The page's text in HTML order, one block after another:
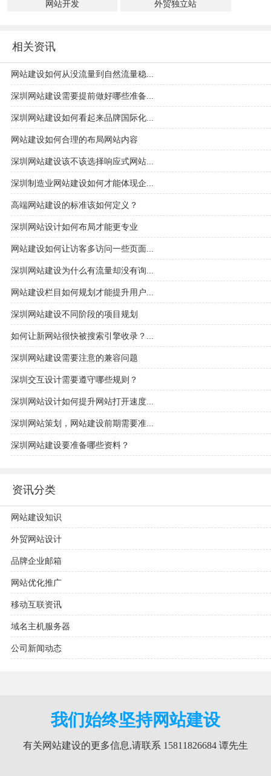
网站开发 外贸独立站
相关资讯
网站建设如何从没流量到自然流量稳...
深圳网站建设需要提前做好哪些准备...
深圳网站建设如何看起来品牌国际化...
网站建设如何合理的布局网站内容
深圳网站建设该不该选择响应式网站...
深圳制造业网站建设如何才能体现企...
高端网站建设的标准该如何定义？
深圳网站设计如何布局才能更专业
网站建设如何让访客多访问一些页面...
深圳网站建设为什么有流量却没有询...
网站建设栏目如何规划才能提升用户...
深圳网站建设不同阶段的项目规划
如何让新网站很快被搜索引擎收录？...
深圳网站建设需要注意的兼容问题
深圳交互设计需要遵守哪些规则？
深圳网站设计如何提升网站打开速度...
深圳网站策划，网站建设前期需要准...
深圳网站建设要准备哪些资料？
资讯分类
网站建设知识
外贸网站设计
品牌企业邮箱
网站优化推广
移动互联资讯
域名主机服务器
公司新闻动态
我们始终坚持网站建设
有关网站建设的更多信息,请联系 15811826684 谭先生